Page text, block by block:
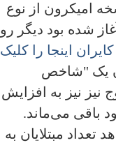
امیکرون از نوع
کرده و موج هفتمی که به طور رسمی از ۱۹ ژوئن آغاز شده بود دیگر رو
اینجا را کلیک
یک "شاخص
نیز به افزایش
باقی می‌ماند.
مبتلایان به